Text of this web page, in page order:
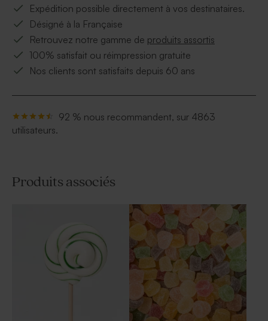
Expédition possible directement à vos destinataires.
Désigné à la Française
Retrouvez notre gamme de produits assortis
100% satisfait ou réimpression gratuite
Nos clients sont satisfaits depuis 60 ans
92 % nous recommandent, sur 4863
utilisateurs.
Produits associés